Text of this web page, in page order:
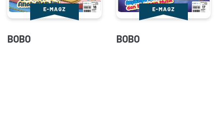
E-MAGZ
BOBO
E-MAGZ
BOBO